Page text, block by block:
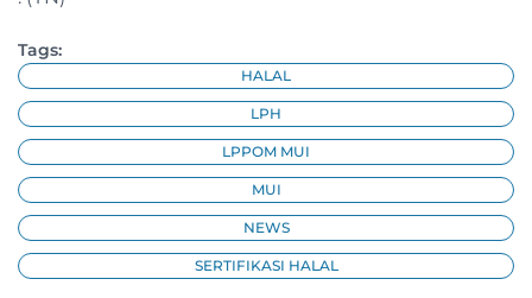
Tags:
HALAL
LPH
LPPOM MUI
MUI
NEWS
SERTIFIKASI HALAL